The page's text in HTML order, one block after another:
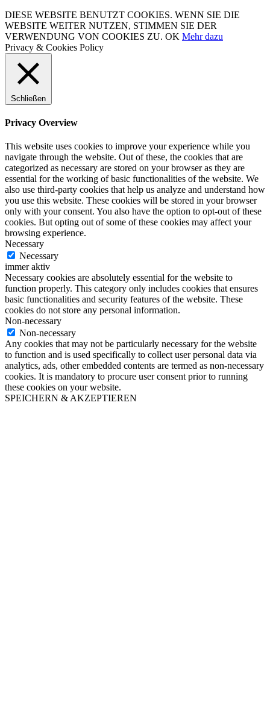
DIESE WEBSITE BENUTZT COOKIES. WENN SIE DIE
WEBSITE WEITER NUTZEN, STIMMEN SIE DER
VERWENDUNG VON COOKIES ZU. OK Mehr dazu
Privacy & Cookies Policy
Schließen
Privacy Overview
This website uses cookies to improve your experience while you
navigate through the website. Out of these, the cookies that are
categorized as necessary are stored on your browser as they are
essential for the working of basic functionalities of the website. We
also use third-party cookies that help us analyze and understand how
you use this website. These cookies will be stored in your browser
only with your consent. You also have the option to opt-out of these
cookies. But opting out of some of these cookies may affect your
browsing experience.
Necessary
Necessary
immer aktiv
Necessary cookies are absolutely essential for the website to
function properly. This category only includes cookies that ensures
basic functionalities and security features of the website. These
cookies do not store any personal information.
Non-necessary
Non-necessary
Any cookies that may not be particularly necessary for the website
to function and is used specifically to collect user personal data via
analytics, ads, other embedded contents are termed as non-necessary
cookies. It is mandatory to procure user consent prior to running
these cookies on your website.
SPEICHERN & AKZEPTIEREN